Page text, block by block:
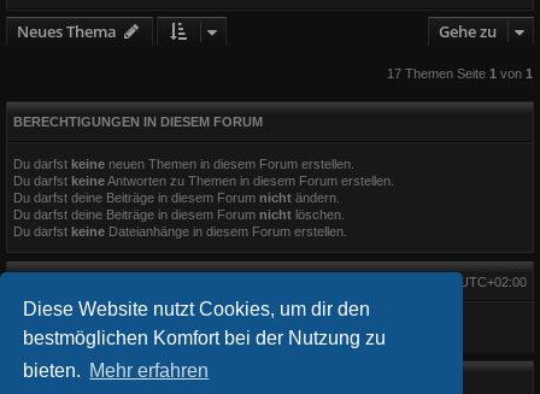
Diese Website nutzt Cookies, um dir den
bestmöglichen Komfort bei der Nutzung zu
bieten. Mehr erfahren
Neues Thema Gehe zu
17 Themen Seite 1 von 1
BERECHTIGUNGEN IN DIESEM FORUM
Du darfst keine neuen Themen in diesem Forum erstellen.
Du darfst keineAntworten zu Themen in diesem Forum erstellen.
Du darfst deine Beiträge in diesem Forum nicht ändern.
Du darfst deine Beiträge in diesem Forum nicht löschen.
Du darfst keine Dateianhänge in diesem Forum erstellen.
UTC+02:00
Startseite Foren-Übersicht